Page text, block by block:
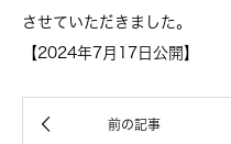
させていただきました。
【2024年7月17日公開】